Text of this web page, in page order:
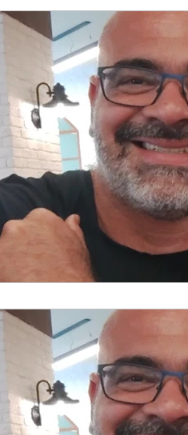
Institucional DAMA Brasil
Dama Brasil Summit